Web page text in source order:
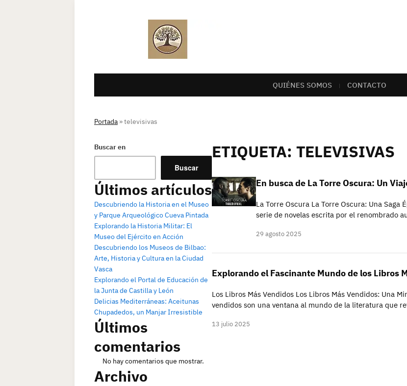
QUIÉNES SOMOS CONTACTO
Portada »televisivas
Buscar en
Buscar
Últimos artículos
Descubriendo la Historia en el Museo
y Parque Arqueológico Cueva Pintada
Explorando la Historia Militar: El
Museo del Ejército en Acción
Descubriendo los Museos de Bilbao:
Arte, Historia y Cultura en la Ciudad
Vasca
Explorando el Portal de Educación de
la Junta de Castilla y León
Delicias Mediterráneas: Aceitunas
Chupadedos, un Manjar Irresistible
Últimos
comentarios
No hay comentarios que mostrar.
Archivo
ETIQUETA: TELEVISIVAS
En busca de La Torre Oscura: Un
La Torre Oscura La Torre Oscura: Una Saga
serie de novelas escrita por el renombrado
29 agosto 2025
Explorando el Fascinante Mundo de los Libros
Los Libros Más Vendidos Los Libros Más Vendidos: Una
vendidos son una ventana al mundo de la literatura que
13 julio 2025